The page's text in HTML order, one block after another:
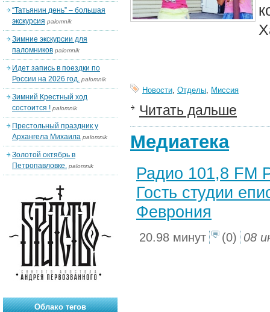
Новости, Отделы, Миссия
Читать дальше
Медиатека
Радио 101,8 FM
Гость студии
Феврония
20.98 минут (0) 08
“Татьянин день” – большая
экскурсия palomnik
Зимние экскурсии для
паломников palomnik
Идет запись в поездки по
России на 2026 год. palomnik
Зимний Крестный ход
состоится ! palomnik
Престольный праздник у
Архангела Михаила palomnik
Золотой октябрь в
Петропавловке. palomnik
Облако тегов